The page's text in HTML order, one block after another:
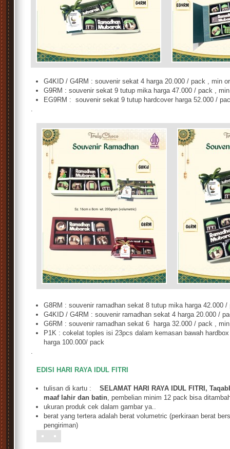
G4KID / G4RM : souvenir sekat 4 harga 20.000 / pack , min
G9RM : souvenir sekat 9 tutup mika harga 47.000 / pack ,
EG9RM : souvenir sekat 9 tutup hardcover harga 52.000 /
.
G8RM : souvenir ramadhan sekat 8 tutup mika harga 42.000
G4KID / G4RM : souvenir ramadhan sekat 4 harga 20.000 /
G6RM : souvenir ramadhan sekat 6 harga 32.000 / pack ,
P1K : cokelat toples isi 23pcs dalam kemasan bawah
harga 100.000/ pack
.
EDISI HARI RAYA IDUL FITRI
tulisan di kartu : SELAMAT HARI RAYA IDUL FITRI,
maaf lahir dan batin, pembelian minim 12 pack bisa
ukuran produk cek dalam gambar ya..
berat yang tertera adalah berat volumetric (perkiraan berat
pengiriman)